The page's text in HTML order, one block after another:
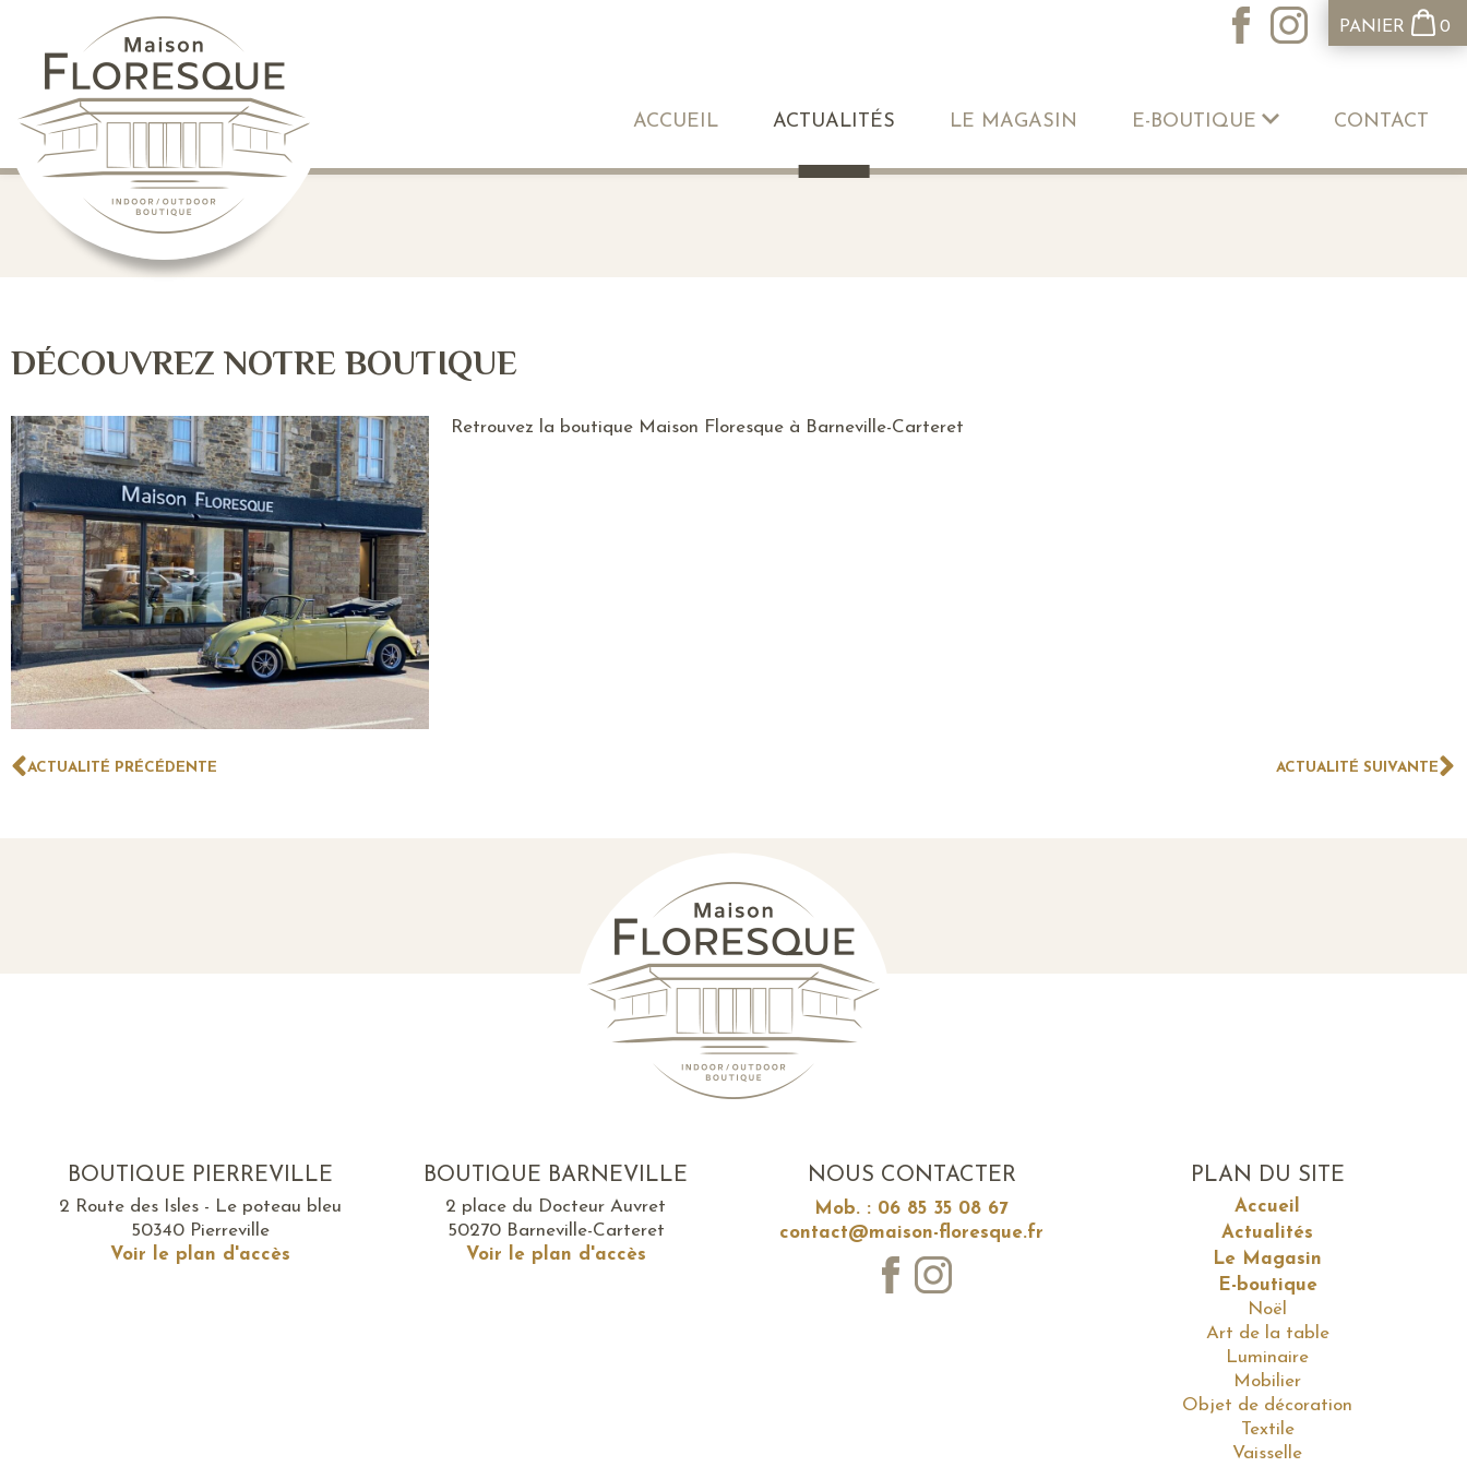
PANIER 0
ACCUEIL ACTUALITÉS LE MAGASIN E-BOUTIQUE CONTACT
DÉCOUVREZ NOTRE BOUTIQUE
Retrouvez la boutique Maison Floresque à Barneville-Carteret
ACTUALITÉ PRÉCÉDENTE ACTUALITÉ SUIVANTE
BOUTIQUE PIERREVILLE
2 Route des Isles - Le poteau bleu
50340 Pierreville
Voir le plan d'accès
BOUTIQUE BARNEVILLE
2 place du Docteur Auvret
50270 Barneville-Carteret
Voir le plan d'accès
NOUS CONTACTER
Mob. : 06 85 35 08 67
contact@maison-floresque.fr
PLAN DU SITE
Accueil
Actualités
Le Magasin
E-boutique
Noël
Art de la table
Luminaire
Mobilier
Objet de décoration
Textile
Vaisselle